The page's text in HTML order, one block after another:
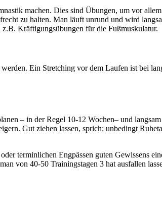
machen. Dies sind Übungen, um vor
zu halten. Man läuft unrund und wird
Kräftigungsübungen für die Fußmuskulatur.
Ein Stretching vor dem Laufen ist bei
– in der Regel 10-12 Wochen– und
Gut ziehen lassen, sprich: unbedingt
terminlichen Engpässen guten Gewissens
von 40-50 Trainingstagen 3 hat ausfallen